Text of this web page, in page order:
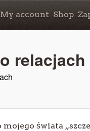
My account Shop
relacjach
mojego świata